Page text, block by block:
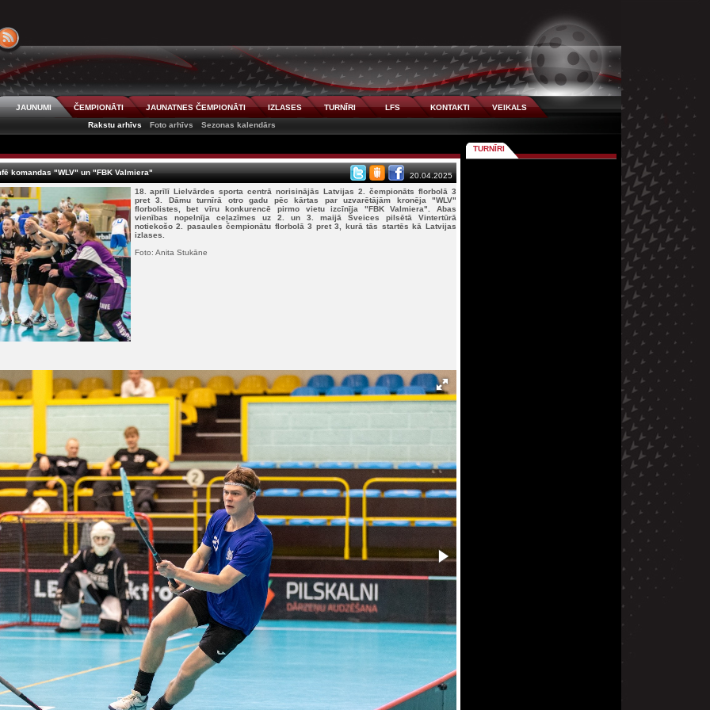
JAUNUMI ČEMPIONĀTI JAUNATNES ČEMPIONĀTI IZLASES TURNĪRI LFS KONTAKTI
VEIKALS
Rakstu arhīvs
Foto arhīvs Sezonas kalendārs
komandas "WLV" un "FBK Valmiera"
20.04.2025
18. aprīlī Lielvārdes sporta centrā norisinājās Latvijas 2. čempionāts florbolā 3
pret 3. Dāmu turnīrā otro gadu pēc kārtas par uzvarētājām kronēja "WLV"
florbolistes, bet vīru konkurencē pirmo vietu izcīnīja "FBK Valmiera". Abas
vienības nopelnīja ceļazīmes uz 2. un 3. maijā Šveices pilsētā Vintertūrā
notiekošo 2. pasaules čempionātu florbolā 3 pret 3, kurā tās startēs kā Latvijas
izlases.
Foto: Anita Stukāne
TURNĪRI